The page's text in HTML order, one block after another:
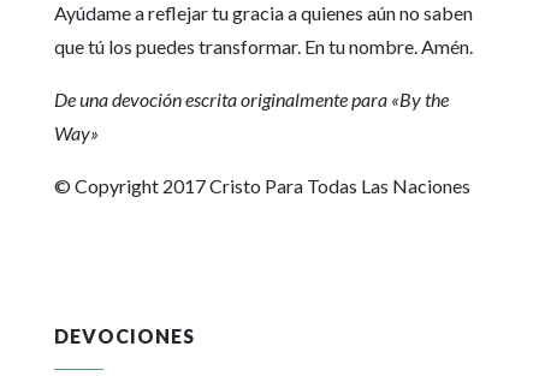
Ayúdame a reflejar tu gracia a quienes aún no saben
que tú los puedes transformar. En tu nombre. Amén.
De una devoción escrita originalmente para «By the
Way»
© Copyright 2017 Cristo Para Todas Las Naciones
DEVOCIONES